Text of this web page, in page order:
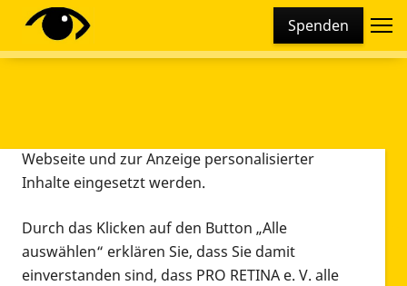
Spenden
Diese Webseite setzt verschiedene Cookies und
Tracking-Tools ein. Dies beinhaltet Cookies und
Webseite und zur Anzeige personalisierter
Inhalte eingesetzt werden.
Durch das Klicken auf den Button „Alle
auswählen“ erklären Sie, dass Sie damit
einverstanden sind, dass PRO RETINA e. V. alle